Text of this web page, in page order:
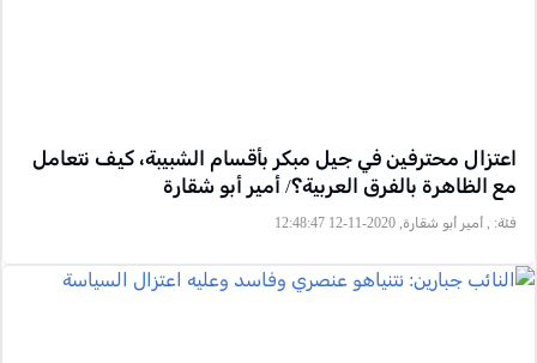
اعتزال محترفين في جيل مبكر بأقسام الشبيبة، كيف نتعامل
مع الظاهرة بالفرق العربية؟/ أمير أبو شقارة
فئة: , أمير أبو شقارة, 2020-11-12 12:48:47